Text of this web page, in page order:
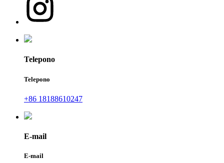
Telepono
Telepono
+86 18188610247
E-mail
E-mail